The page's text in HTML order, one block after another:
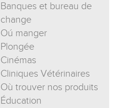
Banques et bureau de
change
Oú manger
Plongée
Cinémas
Cliniques Vétérinaires
Où trouver nos produits
Éducation